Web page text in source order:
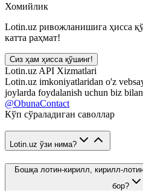
Хомийлик
Lotin.uz ривожланишига ҳисса
катта раҳмат!
Сиз ҳам ҳисса қўшинг!
Lotin.uz API Xizmatlari
Lotin.uz imkoniyatlaridan o'z
joylarda foydalanish uchun biz
@ObunaContact
Кўп сўраладиган саволлар
Lotin.uz ўзи нима?
Бошқа лотин-кирилл, кирилл-
бор?